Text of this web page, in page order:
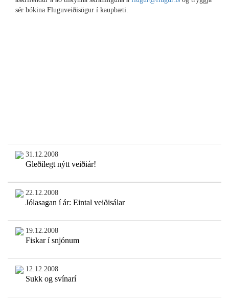
sér bókina Fluguveiðisögur í kaupbæti.
31.12.2008
Gleðilegt nýtt veiðiár!
22.12.2008
Jólasagan í ár: Eintal veiðisálar
19.12.2008
Fiskar í snjónum
12.12.2008
Sukk og svínarí